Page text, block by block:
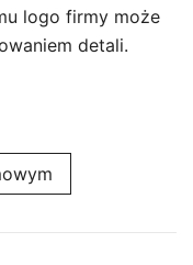
logo firmy może
detali.